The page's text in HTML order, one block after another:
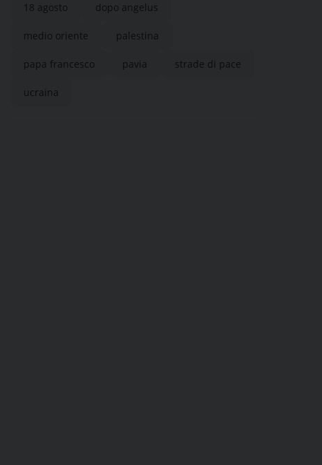
18 agosto dopo angelus
medio oriente palestina
papa francesco pavia strade di pace
ucraina